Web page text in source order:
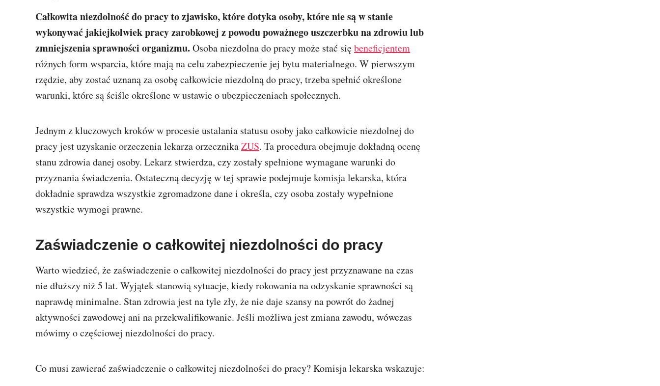
Całkowita niezdolność do pracy to zjawisko, które dotyka osoby, które nie są w stanie
wykonywać jakiejkolwiek pracy zarobkowej z powodu poważnego uszczerbku na zdrowiu lub
zmniejszenia sprawności organizmu. Osoba niezdolna do pracy może stać się beneficjentem
różnych form wsparcia, które mają na celu zabezpieczenie jej bytu materialnego. W pierwszym
rzędzie, aby zostać uznaną za osobę całkowicie niezdolną do pracy, trzeba spełnić określone
warunki, które są ściśle określone w ustawie o ubezpieczeniach społecznych.
Jednym z kluczowych kroków w procesie ustalania statusu osoby jako całkowicie niezdolnej do
pracy jest uzyskanie orzeczenia lekarza orzecznikaZUS. Ta procedura obejmuje dokładną ocenę
stanu zdrowia danej osoby. Lekarz stwierdza, czy zostały spełnione wymagane warunki do
przyznania świadczenia. Ostateczną decyzję w tej sprawie podejmuje komisja lekarska, która
dokładnie sprawdza wszystkie zgromadzone dane i określa, czy osoba zostały wypełnione
wszystkie wymogi prawne.
Zaświadczenie o całkowitej niezdolności do pracy
Warto wiedzieć, że zaświadczenie o całkowitej niezdolności do pracy jest przyznawane na czas
nie dłuższy niż 5 lat. Wyjątek stanowią sytuacje, kiedy rokowania na odzyskanie sprawności są
naprawdę minimalne. Stan zdrowia jest na tyle zły, że nie daje szansy na powrót do żadnej
aktywności zawodowej ani na przekwalifikowanie. Jeśli możliwa jest zmiana zawodu, wówczas
mówimy o częściowej niezdolności do pracy.
Co musi zawierać zaświadczenie o całkowitej niezdolności do pracy? Komisja lekarska wskazuje: